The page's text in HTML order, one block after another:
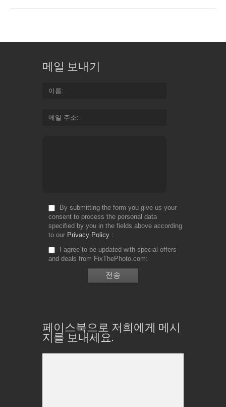
메일 보내기
이름
메일 주소
By submitting the form you give us your
consent to process the personal data
specified by you in the fields above according
to our Privacy Policy
I agree to be updated with special offers
and deals from FixThePhoto.com
페이스북으로 저희에게 메시
지를 보내세요.